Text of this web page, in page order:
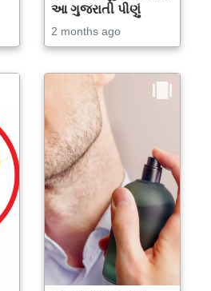
આ ગુજરાતી પીણું
2 months ago